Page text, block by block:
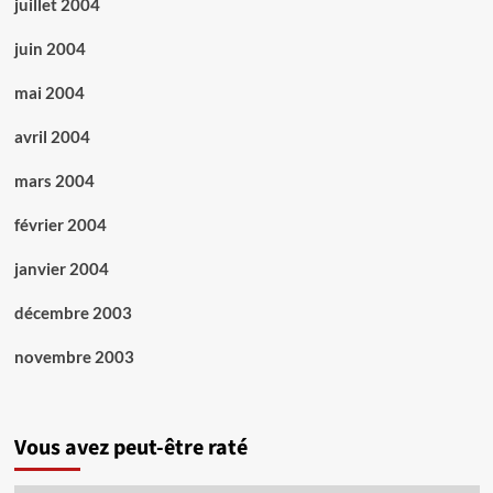
juillet 2004
juin 2004
mai 2004
avril 2004
mars 2004
février 2004
janvier 2004
décembre 2003
novembre 2003
Vous avez peut-être raté